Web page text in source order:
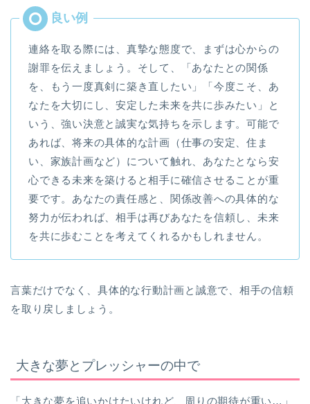
連絡を取る際には、真摯な態度で、まずは心からの
謝罪を伝えましょう。そして、「あなたとの関係
を、もう一度真剣に築き直したい」「今度こそ、あ
なたを大切にし、安定した未来を共に歩みたい」と
いう、強い決意と誠実な気持ちを示します。可能で
あれば、将来の具体的な計画（仕事の安定、住ま
い、家族計画など）について触れ、あなたとなら安
心できる未来を築けると相手に確信させることが重
要です。あなたの責任感と、関係改善への具体的な
努力が伝われば、相手は再びあなたを信頼し、未来
を共に歩むことを考えてくれるかもしれません。
言葉だけでなく、具体的な行動計画と誠意で、相手の信頼
を取り戻しましょう。
大きな夢とプレッシャーの中で
「大きな夢を追いかけたいけれど、周りの期待が重い…」